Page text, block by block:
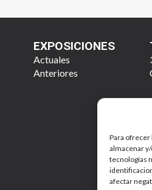
Para ofrecer
almacenar
tecnologías
afectar
EXPOSICIONES
Actuales
Anteriores